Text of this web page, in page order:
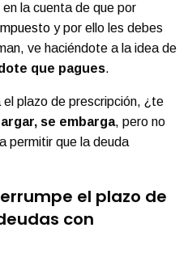
la cuenta de que por
y por ello les debes
ve haciéndote a la idea de
que pagues.
el plazo de prescripción, ¿te
se embarga, pero no
permitir que la deuda
el plazo de
con